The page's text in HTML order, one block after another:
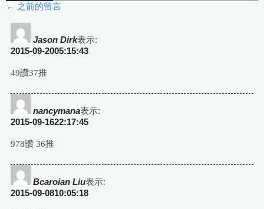
評
論
導
航
← 之前的留言
Jason Dirk表示:
2015-09-2005:15:43
49讚37推
nancymana表示:
2015-09-1622:17:45
978讚 36推
Bcaroian Liu表示:
2015-09-0810:05:18